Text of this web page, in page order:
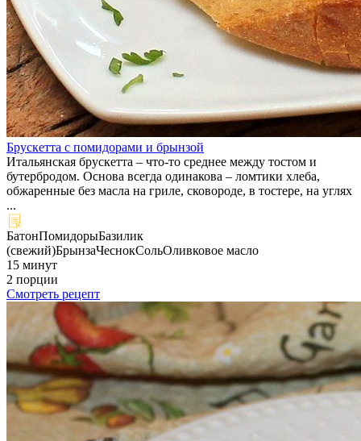
Брускетта с помидорами и брынзой
Итальянская брускетта – что-то среднее между тостом и
бутербродом. Основа всегда одинакова – ломтики хлеба,
обжаренные без масла на гриле, сковороде, в тостере, на углях
...
БатонПомидорыБазилик
(свежий)БрынзаЧеснокСольОливковое масло
15 минут
2 порции
Смотреть рецепт